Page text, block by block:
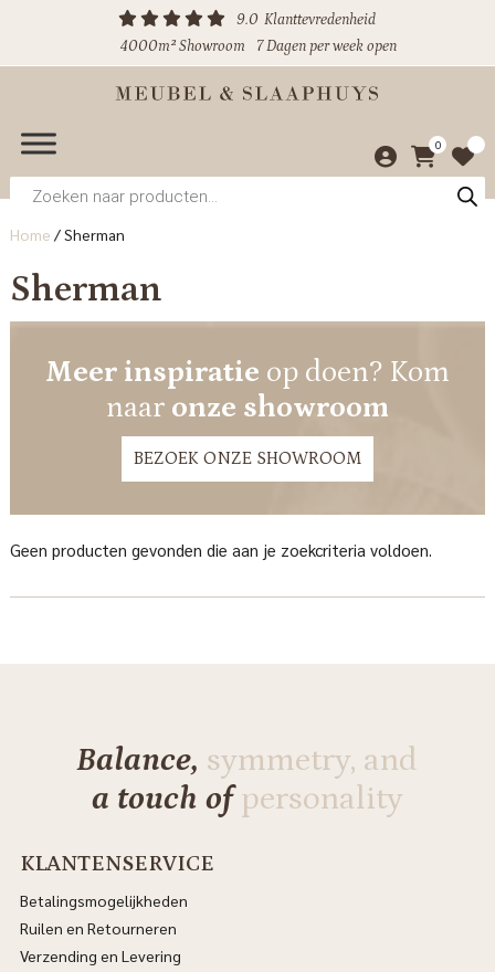
9.0 Klanttevredenheid
4000m² Showroom
7 Dagen per week open
0
Producten
zoeken
Home /Sherman
Sherman
Meer inspiratie op doen? Kom
naar onze showroom
BEZOEK ONZE SHOWROOM
Geen producten gevonden die aan je zoekcriteria voldoen.
Balance, symmetry, and
a touch ofpersonality
KLANTENSERVICE
Betalingsmogelijkheden
Ruilen en Retourneren
Verzending en Levering